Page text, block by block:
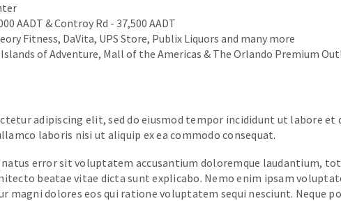
AADT & Controy Rd - 37,500 AADT
Fitness, DaVita, UPS Store, Publix Liquors and many more
of Adventure, Mall of the Americas & The Orlando Premium
adipiscing elit, sed do eiusmod tempor incididunt ut labore et
laboris nisi ut aliquip ex ea commodo consequat.
error sit voluptatem accusantium doloremque laudantium,
beatae vitae dicta sunt explicabo. Nemo enim ipsam
magni dolores eos qui ratione voluptatem sequi nesciunt. Neque